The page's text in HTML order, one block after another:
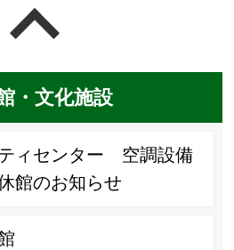
・文化施設
ィセンター 空調設備
館のお知らせ